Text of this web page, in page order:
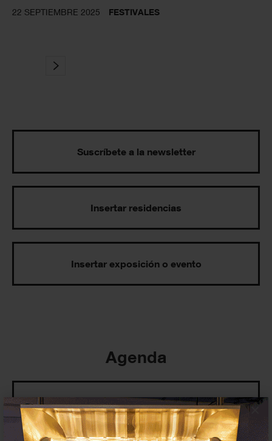
×
22 SEPTIEMBRE 2025 FESTIVALES
Suscríbete a la newsletter
Insertar residencias
Insertar exposición o evento
Agenda
Exposiciones, inauguraciones,
actividades.